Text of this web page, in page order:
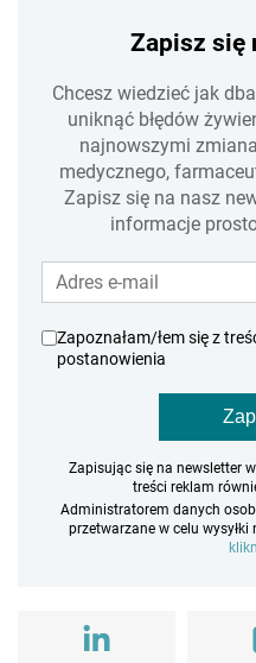
Zapisz się
Chcesz wiedzieć jak
uniknąć błędów
najnowszymi
medycznego,
Zapisz się na nasz
informacje
Zapoznałam/łem się z
postanowienia
Zapisując się na newsletter
treści reklam
Administratorem danych
przetwarzane w celu